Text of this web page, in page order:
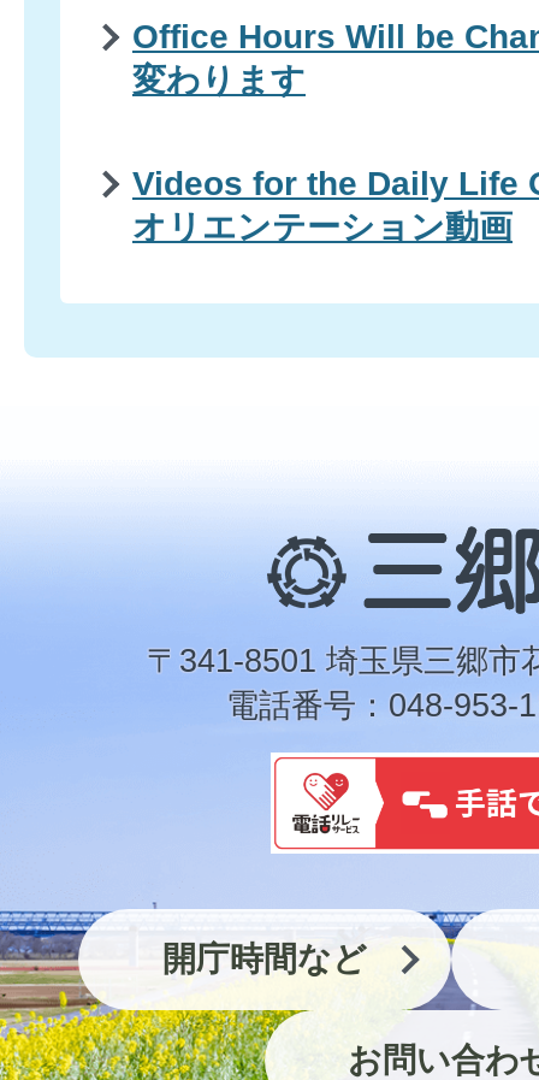
Office Hours Will be
変わります
Videos for the Daily Life
オリエンテーション動画
三
郷
市
〒341-8501 埼玉県
電話番号：048-953-
開庁時間など
お問い合わ